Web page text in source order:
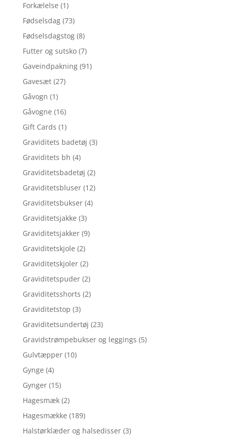
Forkælelse (1)
Fødselsdag (73)
Fødselsdagstog (8)
Futter og sutsko (7)
Gaveindpakning (91)
Gavesæt (27)
Gåvogn (1)
Gåvogne (16)
Gift Cards (1)
Graviditets badetøj (3)
Graviditets bh (4)
Graviditetsbadetøj (2)
Graviditetsbluser (12)
Graviditetsbukser (4)
Graviditetsjakke (3)
Graviditetsjakker (9)
Graviditetskjole (2)
Graviditetskjoler (2)
Graviditetspuder (2)
Graviditetsshorts (2)
Graviditetstop (3)
Graviditetsundertøj (23)
Gravidstrømpebukser og leggings (5)
Gulvtæpper (10)
Gynge (4)
Gynger (15)
Hagesmæk (2)
Hagesmække (189)
Halstørklæder og halsedisser (3)